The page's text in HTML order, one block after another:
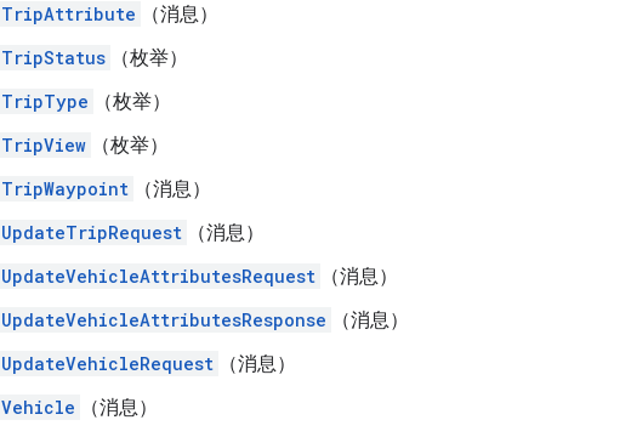
TripAttribute
（消息）
TripStatus
（枚举）
TripType
（枚举）
TripView
（枚举）
TripWaypoint
（消息）
UpdateTripRequest
（消息）
UpdateVehicleAttributesRequest
（消息）
UpdateVehicleAttributesResponse
（消息）
UpdateVehicleRequest
（消息）
Vehicle
（消息）